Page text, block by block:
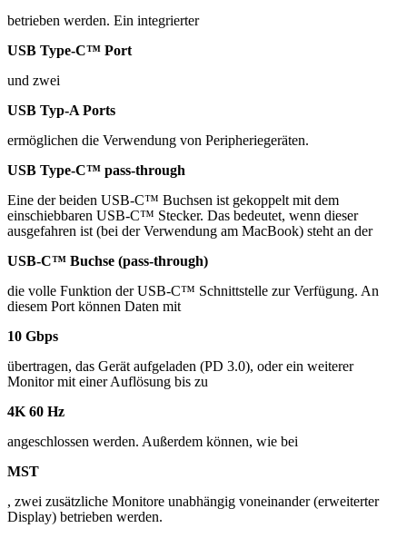
betrieben werden. Ein integrierter
USB Type-C™ Port
und zwei
USB Typ-A Ports
ermöglichen die Verwendung von Peripheriegeräten.
USB Type-C™ pass-through
Eine der beiden USB-C™ Buchsen ist gekoppelt mit dem
einschiebbaren USB-C™ Stecker. Das bedeutet, wenn dieser
ausgefahren ist (bei der Verwendung am MacBook) steht an der
USB-C™ Buchse (pass-through)
die volle Funktion der USB-C™ Schnittstelle zur Verfügung. An
diesem Port können Daten mit
10 Gbps
übertragen, das Gerät aufgeladen (PD 3.0), oder ein weiterer
Monitor mit einer Auflösung bis zu
4K 60 Hz
angeschlossen werden. Außerdem können, wie bei
MST
, zwei zusätzliche Monitore unabhängig voneinander (erweiterter
Display) betrieben werden.